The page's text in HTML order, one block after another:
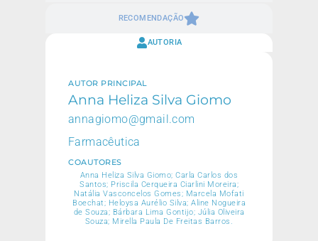
RECOMENDAÇÃO
AUTORIA
AUTOR PRINCIPAL
Anna Heliza Silva Giomo
annagiomo@gmail.com
Farmacêutica
COAUTORES
Anna Heliza Silva Giomo; Carla Carlos dos
Santos; Priscila Cerqueira Ciarlini Moreira;
Natália Vasconcelos Gomes; Marcela Mofati
Boechat; Heloysa Aurélio Silva; Aline Nogueira
de Souza; Bárbara Lima Gontijo; Júlia Oliveira
Souza; Mirella Paula De Freitas Barros.